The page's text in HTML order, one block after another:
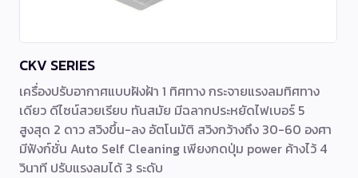
CKV SERIES
เครื่องปรับอากาศแบบฝังฝ้า 1 ทิศทาง กระจายแรงลมทิศทาง
เดียว ดีไซน์สวยเรียบ ทันสมัย มีฉลากประหยัดไฟเบอร์ 5
สูงสุด 2 ดาว สวิงขึ้น-ลง อัตโนมัติ สวิงกว้างถึง 30-60 องศา
มีฟังก์ชั่น Auto Self Cleaning เพียงกดปุ่ม power ค้างไว้ 4
วินาที ปรับแรงลมได้ 3 ระดับ